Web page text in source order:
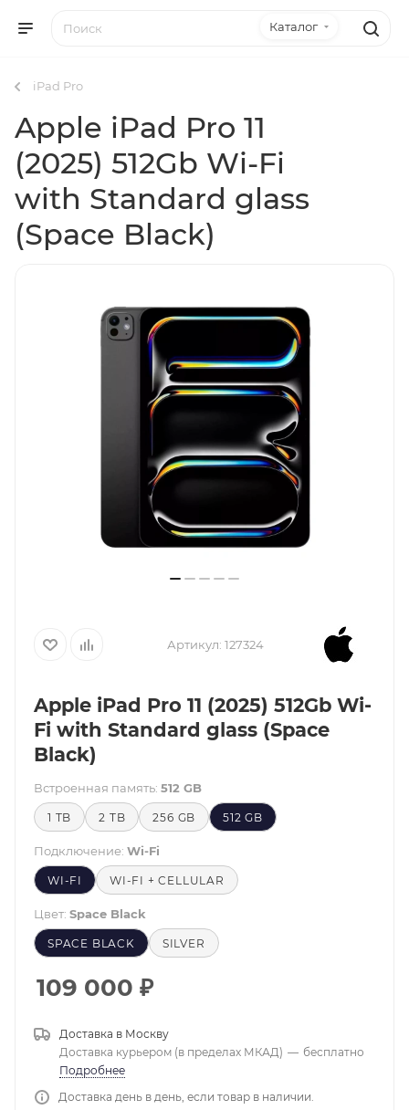
Каталог
iPad Pro
Apple iPad Pro 11
(2025) 512Gb Wi-Fi
with Standard glass
(Space Black)
Артикул: 127324
Apple iPad Pro 11 (2025) 512Gb Wi-
Fi with Standard glass (Space
Black)
Встроенная память: 512 GB
1 TB 2 TB 256 GB 512 GB
Подключение: Wi-Fi
WI-FI WI-FI + CELLULAR
Цвет: Space Black
SPACE BLACK SILVER
109 000 ₽
Доставка в Москву
Доставка курьером (в пределах МКАД) — бесплатно
Подробнее
Доставка день в день, если товар в наличии.